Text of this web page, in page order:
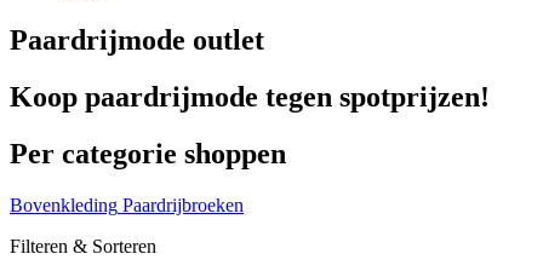
Paardrijmode outlet
Koop paardrijmode tegen spotprijzen!
Per categorie shoppen
Bovenkleding Paardrijbroeken
Filteren & Sorteren